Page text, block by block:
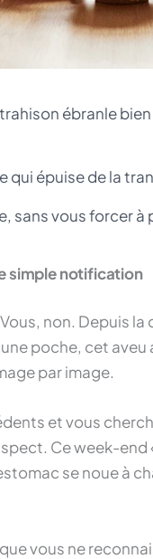
ébranle
qui épuise de la
sans vous forcer
simple notification
non. Depuis
poche, cet
par image.
et vous
Ce week-
se noue à
vous ne